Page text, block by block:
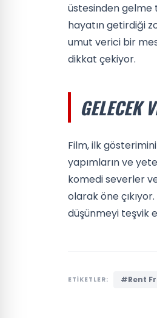
üstesinden gelme
hayatın getirdiği
umut verici bir
dikkat çekiyor.
GELECEK
Film, ilk gösterimini
yapımların ve
komedi severler
olarak öne
düşünmeyi teşvik
ETİKETLER: #Rent